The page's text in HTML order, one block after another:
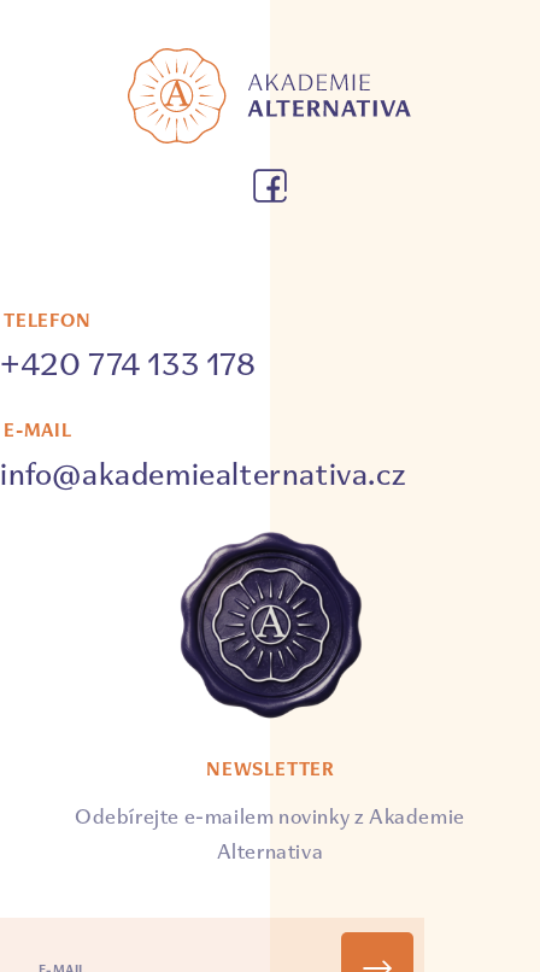
TELEFON
+420 774 133 178
E-MAIL
info@akademiealternativa.cz
NEWSLETTER
Odebírejte e-mailem novinky z Akademie
Alternativa